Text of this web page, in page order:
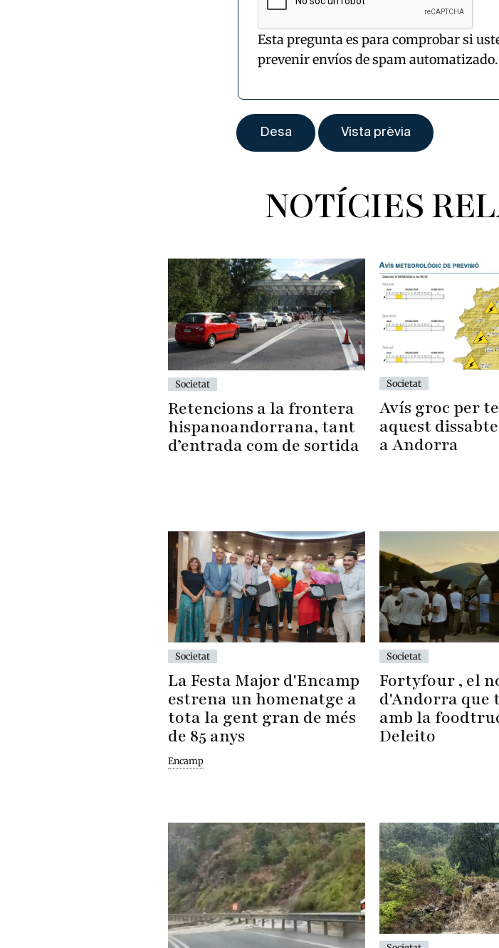
Esta pregunta es para comprobar si
prevenir envíos de spam automatizado.
NOTÍCIES
Societat
Retencions a la frontera
hispanoandorrana, tant
d’entrada com de sortida
Societat
Avís groc per
aquest
a Andorra
Societat
La Festa Major d'Encamp
estrena un homenatge a
tota la gent gran de més
de 85 anys
Encamp
Societat
Fortyfour , el
d'Andorra que
amb la
Deleito